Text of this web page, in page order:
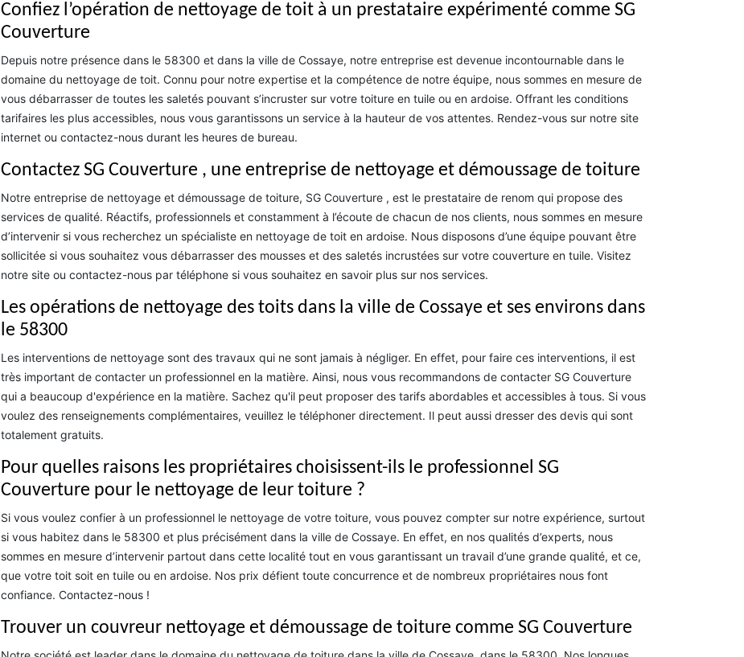
Confiez l’opération de nettoyage de toit à un prestataire expérimenté comme SG
Couverture
Depuis notre présence dans le 58300 et dans la ville de Cossaye, notre entreprise est devenue incontournable dans le
domaine du nettoyage de toit. Connu pour notre expertise et la compétence de notre équipe, nous sommes en mesure de
vous débarrasser de toutes les saletés pouvant s’incruster sur votre toiture en tuile ou en ardoise. Offrant les conditions
tarifaires les plus accessibles, nous vous garantissons un service à la hauteur de vos attentes. Rendez-vous sur notre site
internet ou contactez-nous durant les heures de bureau.
Contactez SG Couverture , une entreprise de nettoyage et démoussage de toiture
Notre entreprise de nettoyage et démoussage de toiture, SG Couverture , est le prestataire de renom qui propose des
services de qualité. Réactifs, professionnels et constamment à l’écoute de chacun de nos clients, nous sommes en mesure
d’intervenir si vous recherchez un spécialiste en nettoyage de toit en ardoise. Nous disposons d’une équipe pouvant être
sollicitée si vous souhaitez vous débarrasser des mousses et des saletés incrustées sur votre couverture en tuile. Visitez
notre site ou contactez-nous par téléphone si vous souhaitez en savoir plus sur nos services.
Les opérations de nettoyage des toits dans la ville de Cossaye et ses environs dans
le 58300
Les interventions de nettoyage sont des travaux qui ne sont jamais à négliger. En effet, pour faire ces interventions, il est
très important de contacter un professionnel en la matière. Ainsi, nous vous recommandons de contacter SG Couverture
qui a beaucoup d'expérience en la matière. Sachez qu'il peut proposer des tarifs abordables et accessibles à tous. Si vous
voulez des renseignements complémentaires, veuillez le téléphoner directement. Il peut aussi dresser des devis qui sont
totalement gratuits.
Pour quelles raisons les propriétaires choisissent-ils le professionnel SG
Couverture pour le nettoyage de leur toiture ?
Si vous voulez confier à un professionnel le nettoyage de votre toiture, vous pouvez compter sur notre expérience, surtout
si vous habitez dans le 58300 et plus précisément dans la ville de Cossaye. En effet, en nos qualités d’experts, nous
sommes en mesure d’intervenir partout dans cette localité tout en vous garantissant un travail d’une grande qualité, et ce,
que votre toit soit en tuile ou en ardoise. Nos prix défient toute concurrence et de nombreux propriétaires nous font
confiance. Contactez-nous !
Trouver un couvreur nettoyage et démoussage de toiture comme SG Couverture